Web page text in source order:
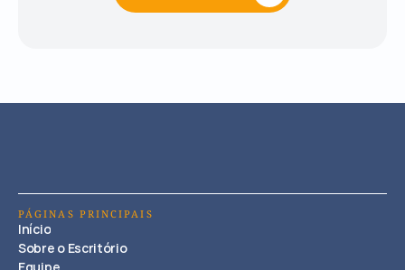
PÁGINAS PRINCIPAIS
Início
Sobre o Escritório